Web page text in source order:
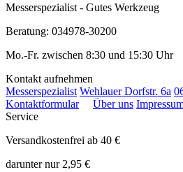
Messerspezialist - Gutes Werkzeug
Beratung: 034978-30200
Mo.-Fr. zwischen 8:30 und 15:30 Uhr
Kontakt aufnehmen
Messerspezialist Wehlauer Dorfstr. 6a
Kontaktformular
Über uns
Service
Versandkostenfrei ab 40 €
darunter nur 2,95 €